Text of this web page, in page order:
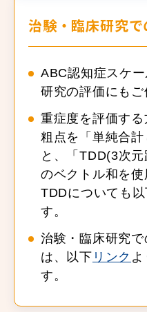
治験・臨床研究で
ABC認知症スケ
研究の評価にもご
重症度を評価す
粗点を「単純合計
と、「TDD(3次
のベクトル和を使
TDDについても
す。
治験・臨床研究
は、以下 リンク
す。